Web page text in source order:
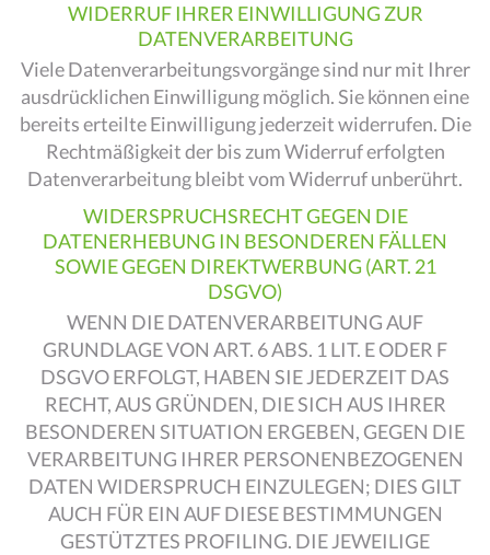
WIDERRUF IHRER EINWILLIGUNG ZUR
DATENVERARBEITUNG
Viele Datenverarbeitungsvorgänge sind nur mit Ihrer
ausdrücklichen Einwilligung möglich. Sie können eine
bereits erteilte Einwilligung jederzeit widerrufen. Die
Rechtmäßigkeit der bis zum Widerruf erfolgten
Datenverarbeitung bleibt vom Widerruf unberührt.
WIDERSPRUCHSRECHT GEGEN DIE
DATENERHEBUNG IN BESONDEREN FÄLLEN
SOWIE GEGEN DIREKTWERBUNG (ART. 21
DSGVO)
WENN DIE DATENVERARBEITUNG AUF
GRUNDLAGE VON ART. 6 ABS. 1 LIT. E ODER F
DSGVO ERFOLGT, HABEN SIE JEDERZEIT DAS
RECHT, AUS GRÜNDEN, DIE SICH AUS IHRER
BESONDEREN SITUATION ERGEBEN, GEGEN DIE
VERARBEITUNG IHRER PERSONENBEZOGENEN
DATEN WIDERSPRUCH EINZULEGEN; DIES GILT
AUCH FÜR EIN AUF DIESE BESTIMMUNGEN
GESTÜTZTES PROFILING. DIE JEWEILIGE